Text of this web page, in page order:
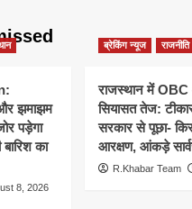
झमाझम
पड़ेगा
का
8, 2026
ब्रेकिंग न्यूज राजनीति
राजस्थान में OBC
सियासत तेज:
सरकार से पूछा-
आरक्षण, आंकड़े
R.Khabar Team